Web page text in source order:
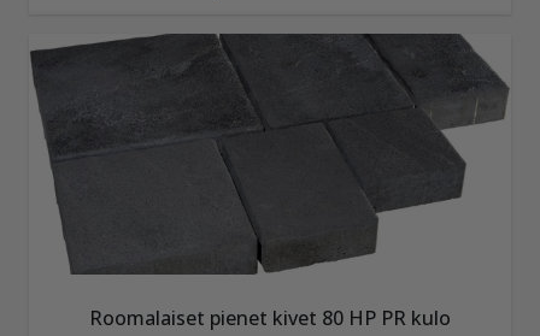
Roomalaiset pienet kivet 80 HP PR kulo